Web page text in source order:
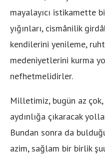
mayalayıcı istikamette
yığınları, cismânilik
kendilerini yenileme,
medeniyetlerini kurma
nefhetmelidirler.
Milletimiz, bugün az
aydınlığa çıkaracak
Bundan sonra da
azim, sağlam bir birlik